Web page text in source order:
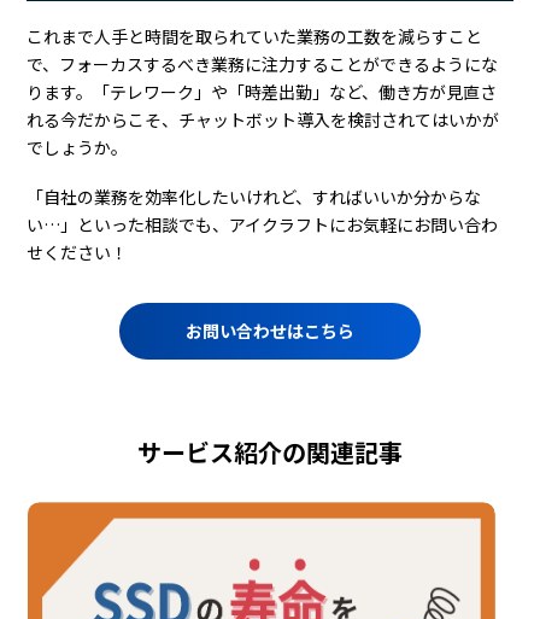
これまで人手と時間を取られていた業務の工数を減らすこと
で、フォーカスするべき業務に注力することができるようにな
ります。「テレワーク」や「時差出勤」など、働き方が見直さ
れる今だからこそ、チャットボット導入を検討されてはいかが
でしょうか。
「自社の業務を効率化したいけれど、すればいいか分からな
い…」といった相談でも、アイクラフトにお気軽にお問い合わ
せください！
お問い合わせはこちら
サービス紹介の関連記事